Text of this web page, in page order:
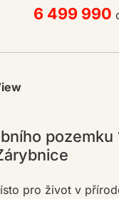
6 499 990
pozemku
pro život v